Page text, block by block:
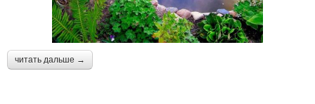
читать дальше →